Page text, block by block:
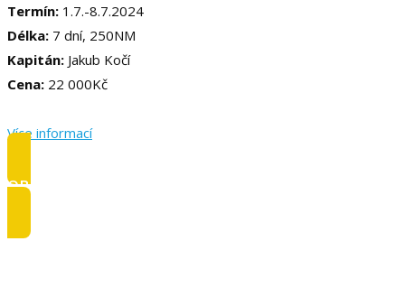
Termín: 1.7.-8.7.2024
Délka: 7 dní, 250NM
Kapitán: Jakub Kočí
Cena: 22 000Kč
Více informací
OBSAZENO